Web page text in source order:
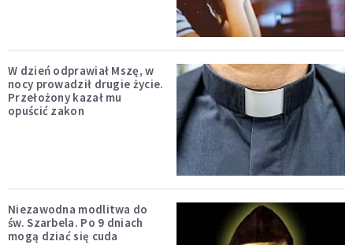
W dzień odprawiał Mszę, w
nocy prowadził drugie życie.
Przełożony kazał mu
opuścić zakon
Niezawodna modlitwa do
św. Szarbela. Po 9 dniach
mogą dziać się cuda